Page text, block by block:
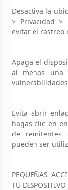
Desactiva la
> Privacidad >
evitar el rastreo
Apaga el
al menos una
Evita abrir
hagas clic en
de remitentes
pueden ser
PEQUEÑAS
TU DISPOSITIVO